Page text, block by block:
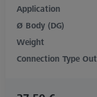
Application
Ø Body (DG)
Weight
Connection Type Out